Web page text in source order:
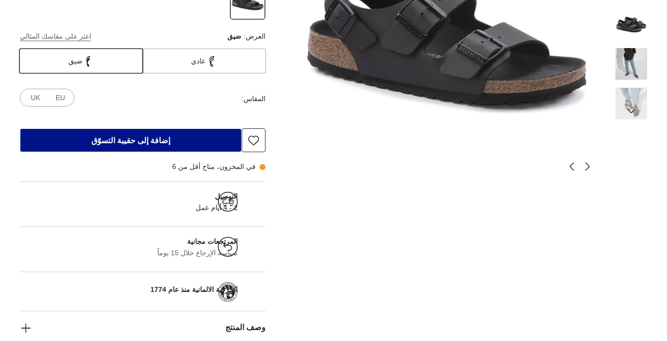
العرض: ضيق اعثر على مقاسك المثالي
عادي ضيق
المقاس: EU
UK
إضافة إلى حقيبة التسوّق
في المخزون، متاح أقل من 6
التوصيل
2 - 4 أيام عمل
المرتجعات مجانية
سياسة الإرجاع خلال 15 يوماً
الحرفية الالمانية منذ عام 1774
وصف المنتج